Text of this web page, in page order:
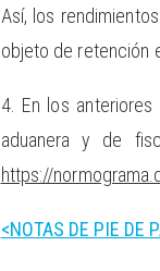
Así, los
objeto de retención
4. En los
aduanera y de
https://
<NOTAS DE PIE DE